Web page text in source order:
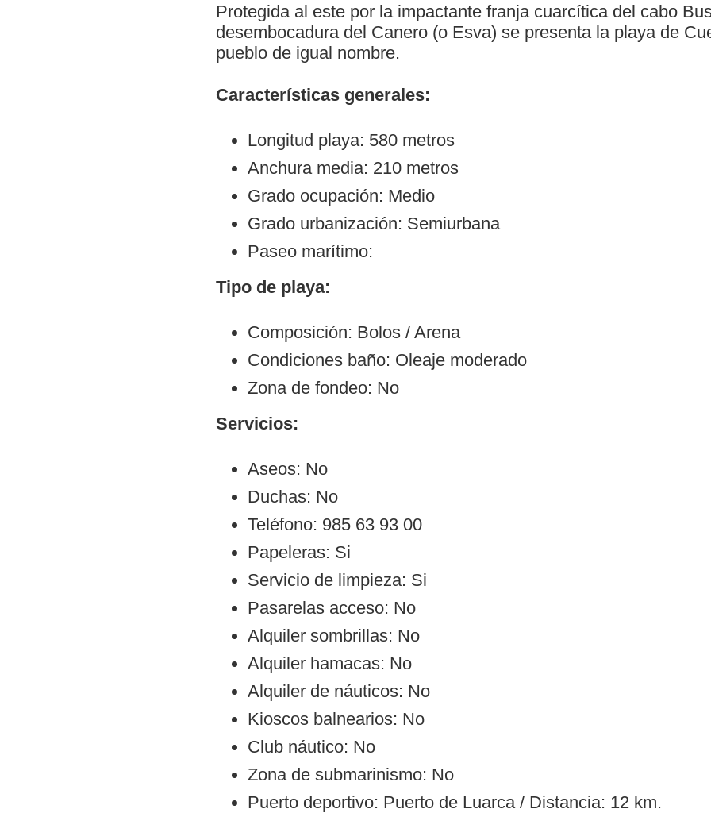
Protegida al este por la impactante franja cuarcítica del cabo
desembocadura del Canero (o Esva) se presenta la playa de
pueblo de igual nombre.
Características generales:
Longitud playa: 580 metros
Anchura media: 210 metros
Grado ocupación: Medio
Grado urbanización: Semiurbana
Paseo marítimo:
Tipo de playa:
Composición: Bolos / Arena
Condiciones baño: Oleaje moderado
Zona de fondeo: No
Servicios:
Aseos: No
Duchas: No
Teléfono: 985 63 93 00
Papeleras: Si
Servicio de limpieza: Si
Pasarelas acceso: No
Alquiler sombrillas: No
Alquiler hamacas: No
Alquiler de náuticos: No
Kioscos balnearios: No
Club náutico: No
Zona de submarinismo: No
Puerto deportivo: Puerto de Luarca / Distancia: 12 km.